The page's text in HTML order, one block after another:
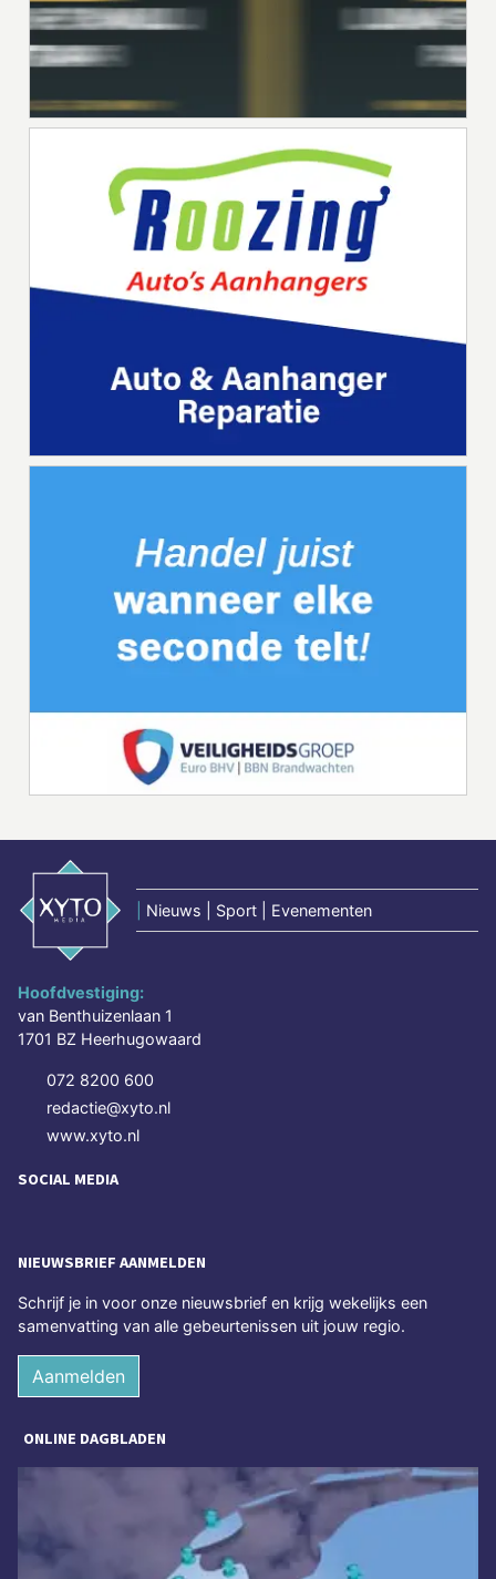
Nieuws | Sport | Evenementen
Hoofdvestiging:
van Benthuizenlaan 1
1701 BZ Heerhugowaard
072 8200 600
redactie@xyto.nl
www.xyto.nl
SOCIAL MEDIA
NIEUWSBRIEF AANMELDEN
Schrijf je in voor onze nieuwsbrief en krijg wekelijks een
samenvatting van alle gebeurtenissen uit jouw regio.
Aanmelden
ONLINE DAGBLADEN